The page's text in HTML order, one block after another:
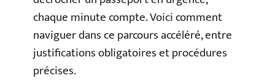
chaque minute compte. Voici comment
naviguer dans ce parcours accéléré, entre
justifications obligatoires et procédures
précises.